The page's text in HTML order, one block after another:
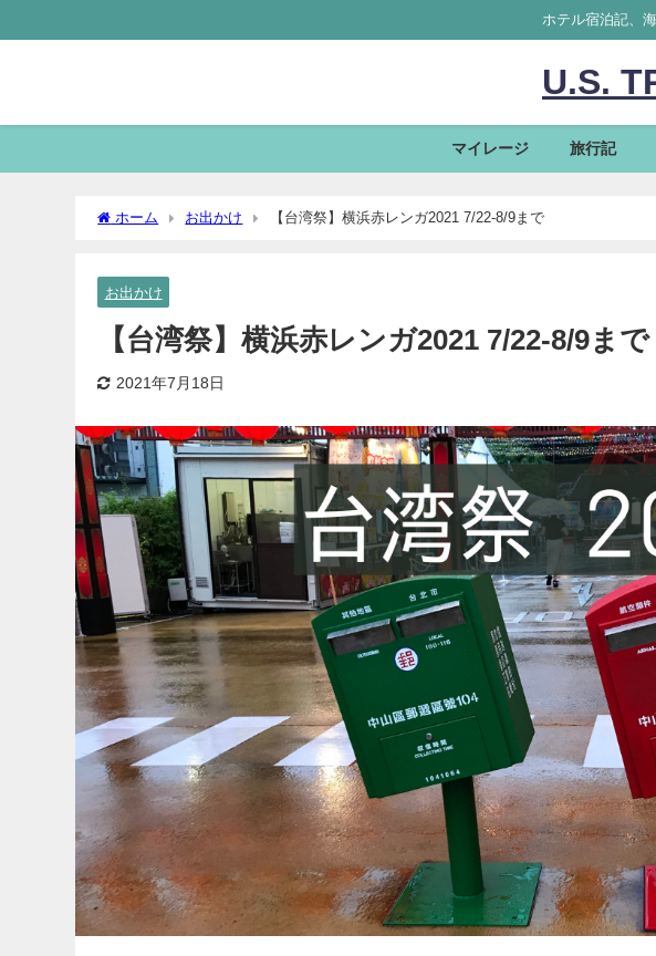
ホテル宿泊記、
U.S.
マイレージ 旅行記
ホーム お出かけ 【台湾祭】横浜赤レンガ2021 7/22-8/9まで
お出かけ
【台湾祭】横浜赤レンガ2021 7/22-8/9まで
2021年7月18日